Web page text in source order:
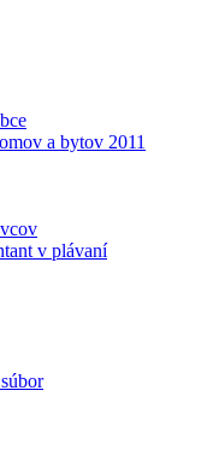
a bytov 2011
v plávaní